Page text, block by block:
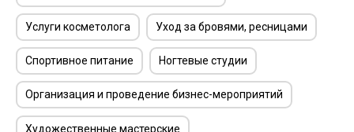
Услуги косметолога Уход за бровями, ресницами
Спортивное питание Ногтевые студии
Организация и проведение бизнес-мероприятий
Художественные мастерские